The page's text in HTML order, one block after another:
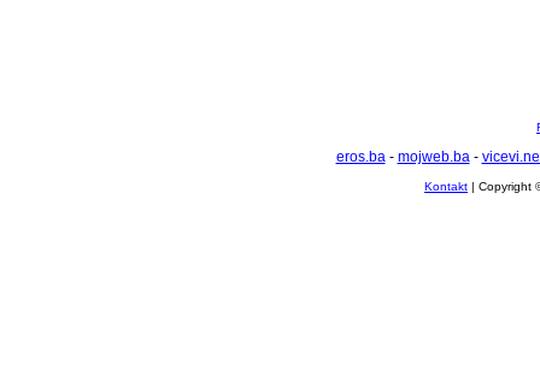
eros.ba- mojweb.ba-
Kontakt | Copyright